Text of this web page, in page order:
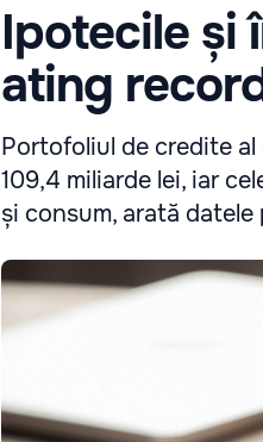
Ipotecile și
ating
Portofoliul de credite
109,4 miliarde lei, iar
și consum, arată